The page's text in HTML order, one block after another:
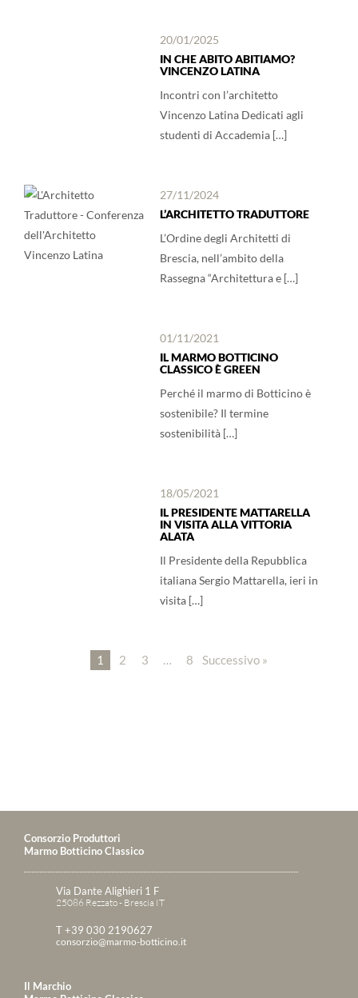
20/01/2025
IN CHE ABITO ABITIAMO?
VINCENZO LATINA
Incontri con l’architetto
Vincenzo Latina Dedicati agli
studenti di Accademia […]
27/11/2024
L’ARCHITETTO TRADUTTORE
L’Ordine degli Architetti di
Brescia, nell’ambito della
Rassegna “Architettura e […]
01/11/2021
IL MARMO BOTTICINO
CLASSICO È GREEN
Perché il marmo di Botticino è
sostenibile? Il termine
sostenibilità […]
18/05/2021
IL PRESIDENTE MATTARELLA
IN VISITA ALLA VITTORIA
ALATA
Il Presidente della Repubblica
italiana Sergio Mattarella, ieri in
visita […]
1 2 3 … 8 Successivo »
Consorzio Produttori
Marmo Botticino Classico
Via Dante Alighieri 1 F
25086 Rezzato - Brescia IT
T +39 030 2190627
consorzio@marmo-botticino.it
Il Marchio